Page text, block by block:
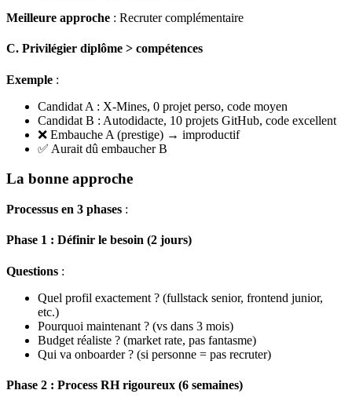
Meilleure approche : Recruter complémentaire
C. Privilégier diplôme > compétences
Exemple :
Candidat A : X-Mines, 0 projet perso, code moyen
Candidat B : Autodidacte, 10 projets GitHub, code excellent
❌ Embauche A (prestige) → improductif
✅ Aurait dû embaucher B
La bonne approche
Processus en 3 phases :
Phase 1 : Définir le besoin (2 jours)
Questions :
Quel profil exactement ? (fullstack senior, frontend junior,
etc.)
Pourquoi maintenant ? (vs dans 3 mois)
Budget réaliste ? (market rate, pas fantasme)
Qui va onboarder ? (si personne = pas recruter)
Phase 2 : Process RH rigoureux (6 semaines)